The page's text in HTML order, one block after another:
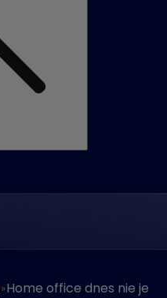
Home office dnes nie je